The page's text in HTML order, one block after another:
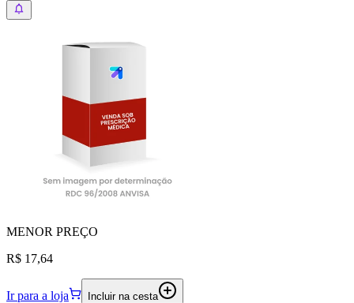
MENOR PREÇO
R$ 17,64
Ir para a loja Incluir na cesta